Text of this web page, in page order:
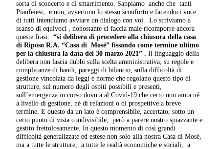
sorta di sconcerto e di smarrimento. Sappiamo anche che tanti
Pianfeiesi, e non, avvertono lo stesso sconforto e facendoci voce
di tutti intendiamo avviare un dialogo con voi. Lo scriviamo a
scanso di equivoci , nonostante ci faccia male ricomporre ancora
queste frasi:“si delibera di procedere alla chiusura della casa
di Riposo R.A. “Casa di Mosé” fissando come termine ultimo
per la chiusura la data del 30 marzo 2021” . Il linguaggio della
delibera non lascia dubbi sulla scelta amministrativa, su regole e
complicanze di bandi, pareggi di bilancio, sulla difficoltà di
gestione vincolata da leggi e norme che regolano questo tipo di
strutture, sul numero degli ospiti possibili e presenti,
sull’emergenza in corso dovuta al Covid-19 che certo non aiuta né
a livello di gestione, né di relazioni o di prospettive a breve
termine. E questo da un lato è comprensibile, accertato, sotto un
certo punto di vista condivisibile, però a parere nostro spiazzante e
gestito frettolosamente. In questo momento di così grandi
difficoltà generalizzate ed estese non solo alla nostra Casa di Mosè,
ma a tutte le strutture, a tutte le realtà economiche e sociali, a